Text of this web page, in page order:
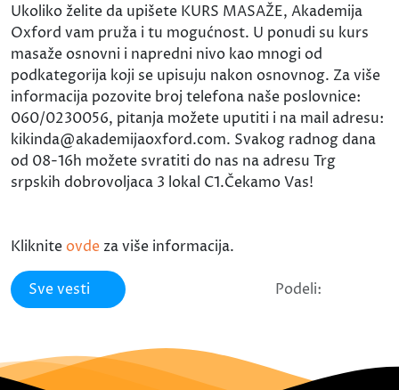
Ukoliko želite da upišete KURS MASAŽE, Akademija
Oxford vam pruža i tu mogućnost. U ponudi su kurs
masaže osnovni i napredni nivo kao mnogi od
podkategorija koji se upisuju nakon osnovnog. Za više
informacija pozovite broj telefona naše poslovnice:
060/0230056, pitanja možete uputiti i na mail adresu:
kikinda@akademijaoxford.com. Svakog radnog dana
od 08-16h možete svratiti do nas na adresu Trg
srpskih dobrovoljaca 3 lokal C1.Čekamo Vas!
Kliknite ovde za više informacija.
Sve vesti Podeli: